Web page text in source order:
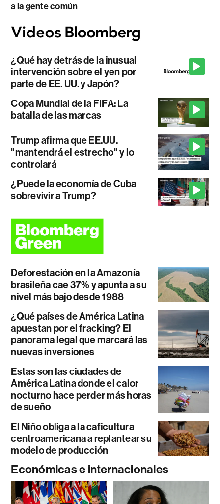
a la gente común
¿Qué hay detrás de la inusual
intervención sobre el yen por
parte de EE. UU. y Japón?
Copa Mundial de la FIFA: La
batalla de las marcas
Trump afirma que EE.UU.
"mantendrá el estrecho" y lo
controlará
¿Puede la economía de Cuba
sobrevivir a Trump?
Deforestación en la Amazonía
brasileña cae 37% y apunta a su
nivel más bajo desde 1988
¿Qué países de América Latina
apuestan por el fracking? El
panorama legal que marcará las
nuevas inversiones
Estas son las ciudades de
América Latina donde el calor
nocturno hace perder más horas
de sueño
El Niño obliga a la caficultura
centroamericana a replantear su
modelo de producción
Económicas e internacionales